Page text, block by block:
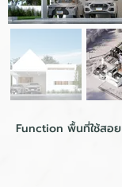
Function พื้นที่ใช้สอย